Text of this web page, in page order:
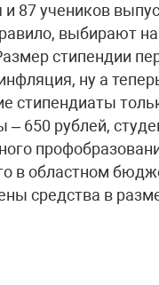
и 87 учеников
выбирают
стипендии
ну а
стипендиаты
650 рублей,
в областном
средства в